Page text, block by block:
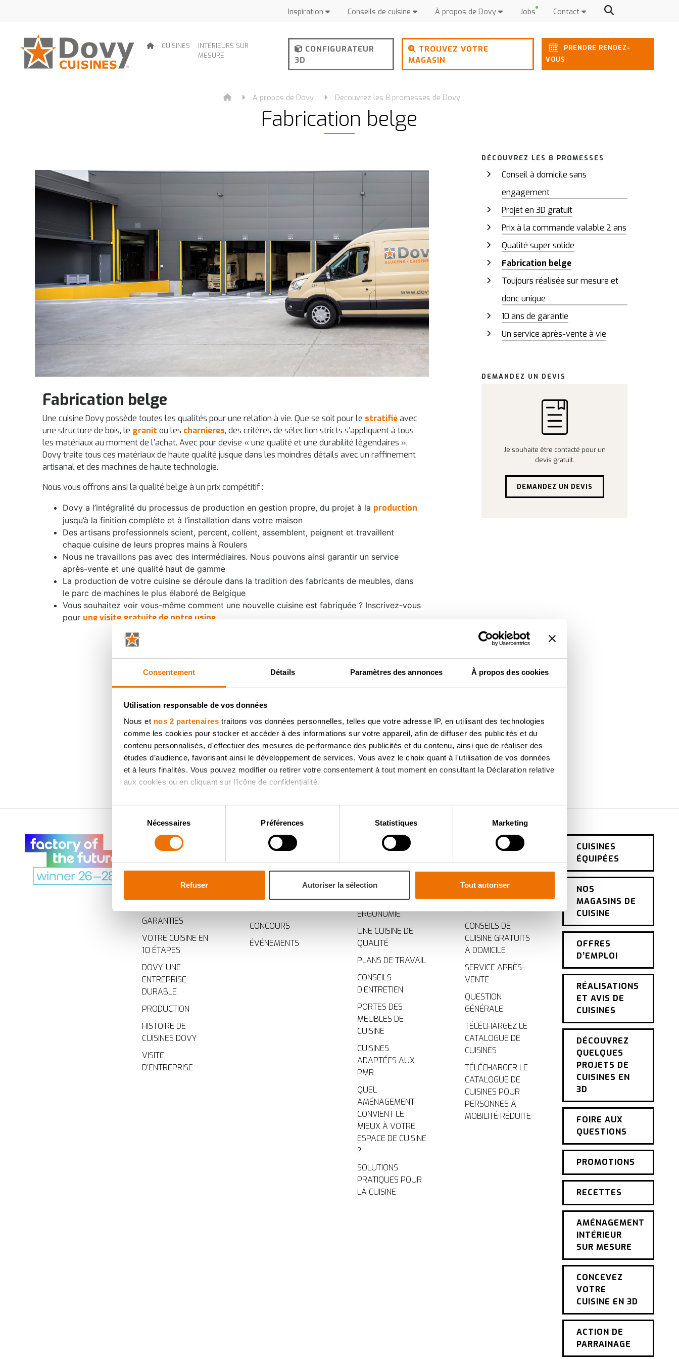
Consentement Détails Paramètres des annonces À propos des cookies
Utilisation responsable de vos données
Nous et nos 2 partenaires traitons vos données personnelles, telles que votre adresse IP, en utilisant des technologies
comme les cookies pour stocker et accéder à des informations sur votre appareil, afin de diffuser des publicités et du
contenu personnalisés, d'effectuer des mesures de performance des publicités et du contenu, ainsi que de réaliser des
études d’audience, favorisant ainsi le développement de services. Vous avez le choix quant à l'utilisation de vos données
et à leurs finalités. Vous pouvez modifier ou retirer votre consentement à tout moment en consultant la Déclaration relative
aux cookies ou en cliquant sur l'icône de confidentialité.
Si vous le permettez, nous aimerions également :
Collecter des informations sur votre localisation géographique qui peuvent être précises à plusieurs mètres près
digitales).
Détails ». Vous pouvez modifier ou retirer votre consentement à tout moment à partir de la déclaration sur les cookies.
des analyses pour améliorer votre expérience et ils nous aident à vous fournir une expérience personnalisée, comme
politique de cookies.
We work with35 third parties who may receive and process your information.
Sélection
consentement
Nécessaires Préférences Statistiques Marketing
Refuser Autoriser la sélection Tout autoriser
Inspiration Conseils de cuisine À propos de Dovy Jobs Contact
CUISINES
INTÉRIEURS SUR
MESURE
CONFIGURATEUR
3D
TROUVEZ VOTRE
MAGASIN
PRENDRE RENDEZ-
VOUS
À propos de Dovy Découvrez les 8 promesses de Dovy
Fabrication belge
Fabrication belge
Une cuisine Dovy possède toutes les qualités pour une relation à vie. Que se soit pour le stratifiéavec
une structure de bois, le granit ou les charnières, des critères de sélection stricts s’appliquent à tous
les matériaux au moment de l’achat. Avec pour devise « une qualité et une durabilité légendaires »,
Dovy traite tous ces matériaux de haute qualité jusque dans les moindres détails avec un raffinement
artisanal et des machines de haute technologie.
Nous vous offrons ainsi la qualité belge à un prix compétitif :
Dovy a l’intégralité du processus de production en gestion propre, du projet à la production
jusqu’à la finition complète et à l’installation dans votre maison
Des artisans professionnels scient, percent, collent, assemblent, peignent et travaillent
chaque cuisine de leurs propres mains à Roulers
Nous ne travaillons pas avec des intermédiaires. Nous pouvons ainsi garantir un service
après-vente et une qualité haut de gamme
La production de votre cuisine se déroule dans la tradition des fabricants de meubles, dans
le parc de machines le plus élaboré de Belgique
Vous souhaitez voir vous-même comment une nouvelle cuisine est fabriquée ? Inscrivez-vous
pour une visite gratuite de notre usine
DÉCOUVREZ LES 8 PROMESSES
Conseil à domicile sans
engagement
Projet en 3D gratuit
Prix à la commande valable 2 ans
Qualité super solide
Fabrication belge
Toujours réalisée sur mesure et
donc unique
10 ans de garantie
Un service après-vente à vie
DEMANDEZ UN DEVIS
Je souhaite être contacté pour un
devis gratuit.
DEMANDEZ UN DEVIS
Voulez-vous rentrer dans la cuisine de vos rêves?
Faites dessiner gratuitement la conception photo-réaliste de la cuisine de vos rêves, dans l'une de nos salles d'exposition.
PRENDRE RENDEZ-VOUS
À PROPOS DE
GARANTIES
VOTRE CUISINE EN
10 ÉTAPES
DOVY, UNE
ENTREPRISE
DURABLE
PRODUCTION
HISTOIRE DE
CUISINES DOVY
VISITE
D'ENTREPRISE
NOUVEAUTÉS
NOUVELLES SUR
DOVY
CONCOURS
ÉVÉNEMENTS
CONSEILS
TRUCS ET ASTUCES
ERGONOMIE
UNE CUISINE DE
QUALITÉ
PLANS DE TRAVAIL
CONSEILS
D'ENTRETIEN
PORTES DES
MEUBLES DE
CUISINE
CUISINES
ADAPTÉES AUX
PMR
QUEL
AMÉNAGEMENT
CONVIENT LE
MIEUX À VOTRE
ESPACE DE CUISINE
?
SOLUTIONS
PRATIQUES POUR
LA CUISINE
CONTACT
DEVIS CUISINE
GRATUIT EN LIGNE
CONSEILS DE
CUISINE GRATUITS
À DOMICILE
SERVICE APRÈS-
VENTE
QUESTION
GÉNÉRALE
TÉLÉCHARGEZ LE
CATALOGUE DE
CUISINES
TÉLÉCHARGER LE
CATALOGUE DE
CUISINES POUR
PERSONNES À
MOBILITÉ RÉDUITE
CUISINES
ÉQUIPÉES
NOS
MAGASINS DE
CUISINE
OFFRES
D’EMPLOI
RÉALISATIONS
ET AVIS DE
CUISINES
DÉCOUVREZ
QUELQUES
PROJETS DE
CUISINES EN
3D
FOIRE AUX
QUESTIONS
PROMOTIONS
RECETTES
AMÉNAGEMENT
INTÉRIEUR
SUR MESURE
CONCEVEZ
VOTRE
CUISINE EN 3D
ACTION DE
PARRAINAGE